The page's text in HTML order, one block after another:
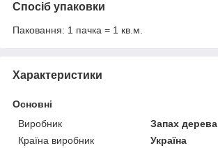
Спосіб упаковки
Паковання: 1 пачка = 1 кв.м.
Характеристики
Основні
Виробник
Запах дерева
Країна виробник
Україна